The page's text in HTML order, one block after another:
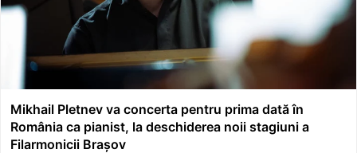
Mikhail Pletnev va concerta pentru prima dată în
România ca pianist, la deschiderea noii stagiuni a
Filarmonicii Brașov